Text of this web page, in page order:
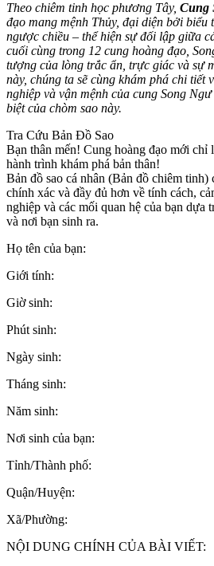
Theo chiêm tinh học phương Tây, Cung
đạo mang mệnh Thủy, đại diện bởi
ngược chiều – thể hiện sự đối lập giữa
cuối cùng trong 12 cung hoàng đạo,
tượng của lòng trắc ẩn, trực giác và sự
này, chúng ta sẽ cùng khám phá chi tiết
nghiệp và vận mệnh của cung Song
biệt của chòm sao này.
Tra Cứu Bản Đồ Sao
Bạn thân mến! Cung hoàng đạo mới
hành trình khám phá bản thân!
Bản đồ sao cá nhân (Bản đồ chiêm tinh)
chính xác và đầy đủ hơn về tính cách,
nghiệp và các mối quan hệ của bạn dựa
và nơi bạn sinh ra.
Họ tên của bạn:
Giới tính:
Giờ sinh:
Phút sinh:
Ngày sinh:
Tháng sinh:
Năm sinh:
Nơi sinh của bạn:
Tỉnh/Thành phố:
Quận/Huyện:
Xã/Phường:
NỘI DUNG CHÍNH CỦA BÀI VIẾT: